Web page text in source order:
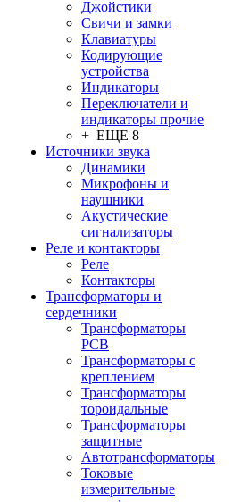
Джойстики
Свичи и замки
Клавиатуры
Кодирующие
устройства
Индикаторы
Переключатели и
индикаторы прочие
+ ЕЩЕ 8
Источники звука
Динамики
Микрофоны и
наушники
Акустические
сигнализаторы
Реле и контакторы
Реле
Контакторы
Трансформаторы и
сердечники
Трансформаторы
PCB
Трансформаторы с
креплением
Трансформаторы
тороидальные
Трансформаторы
защитные
Автотрансформаторы
Токовые
измерительные